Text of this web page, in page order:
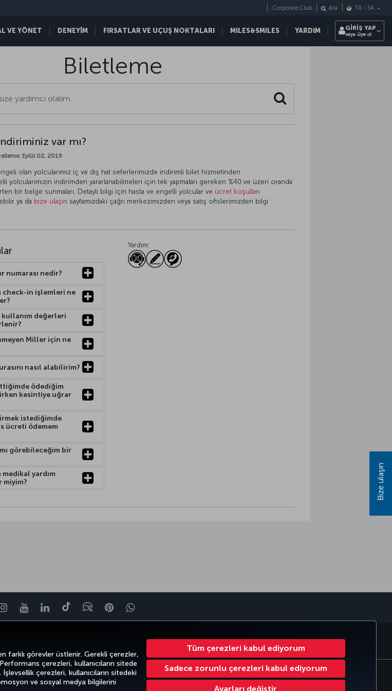
farklı görevler üstlenir. Gerekli çerezler,
çerezleri, kullanıcıların sitede
çerezleri, kullanıcıların sitedeki
ve sosyal medya bilgilerini
Tüm çerezleri kabul ediyorum
Sadece zorunlu çerezleri kabul ediyorum
Ayarları değiştir
VE YÖNET DENEYİM FIRSATLAR VE UÇUŞ NOKTALARI MILES&SMILES YARDIM
Corporate Club Ara TR - SA
GİRİŞ YAP
veya üye ol
Biletleme
Search
var mı?
Eylül 02, 2019
olan yolcularımız iç ve dış hat seferlerimizde indirimli bilet hizmetinden
yolcularımızın indirimden yararlanabilmeleri için tek yapmaları gereken %40 ve üzeri oranda
bir belge sunmaları. Detaylı bilgi için hasta ve engelli yolcular ve ücret koşulları
ya da bize ulaşın sayfamızdaki çağrı merkezimizden veya satış ofislerimizden bilgi
numarası nedir?
check-in işlemleri ne
kullanım değerleri
Miller için ne
nasıl alabilirim?
ödediğim
kesintiye uğrar
istediğimde
ücreti ödemem
görebileceğim bir
medikal yardım
Yardım:
Instagram
YoutubeLinkedIn
TiktokBlogPinterestWhatsapp
CORPORATE CLUB TÜRK HAVA YOLLARI
Politikası Yasal Uyarı Yolcu Hakları Çerez Ayarlarını Değiştir
Bize ulaşın